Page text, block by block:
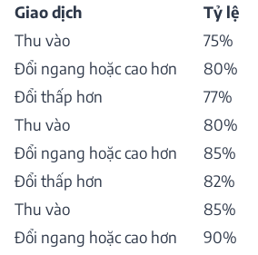
Giao dịch Tỷ lệ
Thu vào
75%
Đổi ngang hoặc cao hơn
80%
Đổi thấp hơn
77%
Thu vào
80%
Đổi ngang hoặc cao hơn
85%
Đổi thấp hơn
82%
Thu vào
85%
Đổi ngang hoặc cao hơn
90%